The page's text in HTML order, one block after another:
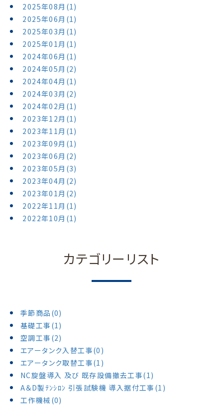
2025年08月(1)
2025年06月(1)
2025年03月(1)
2025年01月(1)
2024年06月(1)
2024年05月(2)
2024年04月(1)
2024年03月(2)
2024年02月(1)
2023年12月(1)
2023年11月(1)
2023年09月(1)
2023年06月(2)
2023年05月(3)
2023年04月(2)
2023年01月(2)
2022年11月(1)
2022年10月(1)
カテゴリーリスト
季節商品(0)
基礎工事(1)
空調工事(2)
エアータンク入替工事(0)
エアータンク取替工事(1)
NC旋盤導入 及び 既存設備撤去工事(1)
A＆D製ﾃﾝｼﾛﾝ 引張試験機 導入据付工事(1)
工作機械(0)